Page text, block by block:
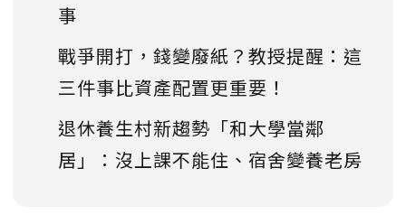
事
戰爭開打，錢變廢紙？教授提醒：這
三件事比資產配置更重要！
退休養生村新趨勢「和大學當鄰
居」：沒上課不能住、宿舍變養老房